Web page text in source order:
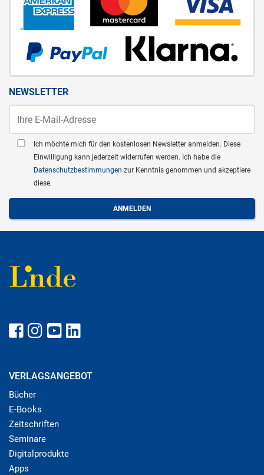
NEWSLETTER
Ich möchte mich für den kostenlosen Newsletter anmelden. Diese
Einwilligung kann jederzeit widerrufen werden. Ich habe die
Datenschutzbestimmungen zur Kenntnis genommen und akzeptiere
diese.
VERLAGSANGEBOT
Bücher
E-Books
Zeitschriften
Seminare
Digitalprodukte
Apps